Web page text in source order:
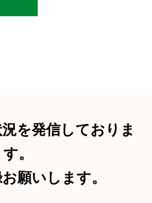
を発信しておりま
す。
願いします。